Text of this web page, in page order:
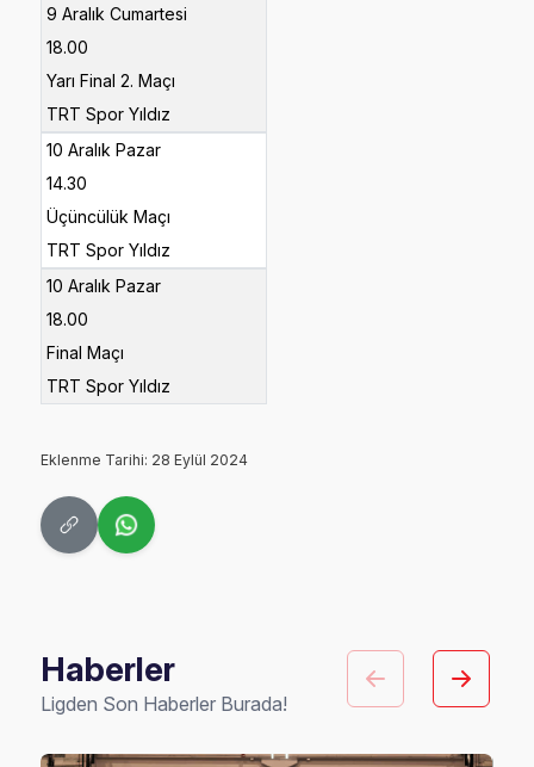
9 Aralık Cumartesi
18.00
Yarı Final 2. Maçı
TRT Spor Yıldız
10 Aralık Pazar
14.30
Üçüncülük Maçı
TRT Spor Yıldız
10 Aralık Pazar
18.00
Final Maçı
TRT Spor Yıldız
Eklenme Tarihi: 28 Eylül 2024
Haberler
Ligden Son Haberler Burada!